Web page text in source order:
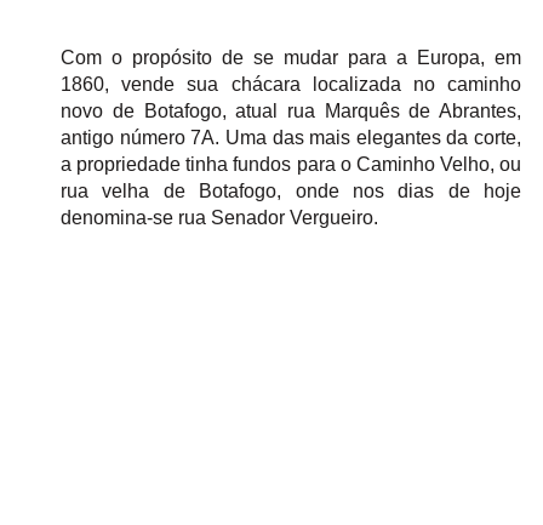
Com o propósito de se mudar para a Europa, em
1860, vende sua chácara localizada no caminho
novo de Botafogo, atual rua Marquês de Abrantes,
antigo número 7A. Uma das mais elegantes da corte,
a propriedade tinha fundos para o Caminho Velho, ou
rua velha de Botafogo, onde nos dias de hoje
denomina-se rua Senador Vergueiro.